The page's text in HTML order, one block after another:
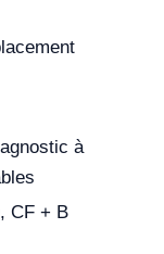
à
CF + B